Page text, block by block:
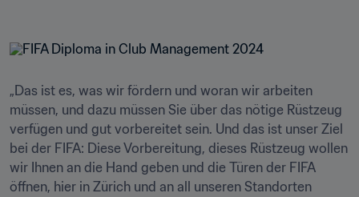
„Das ist es, was wir fördern und woran wir arbeiten
müssen, und dazu müssen Sie über das nötige Rüstzeug
verfügen und gut vorbereitet sein. Und das ist unser Ziel
bei der FIFA: Diese Vorbereitung, dieses Rüstzeug wollen
wir Ihnen an die Hand geben und die Türen der FIFA
öffnen, hier in Zürich und an all unseren Standorten